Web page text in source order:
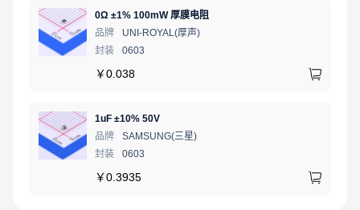
0Ω ±1% 100mW 厚膜电阻
品牌
UNI-ROYAL(厚声)
封装
0603
￥0.038
1uF ±10% 50V
品牌
SAMSUNG(三星)
封装
0603
￥0.3935